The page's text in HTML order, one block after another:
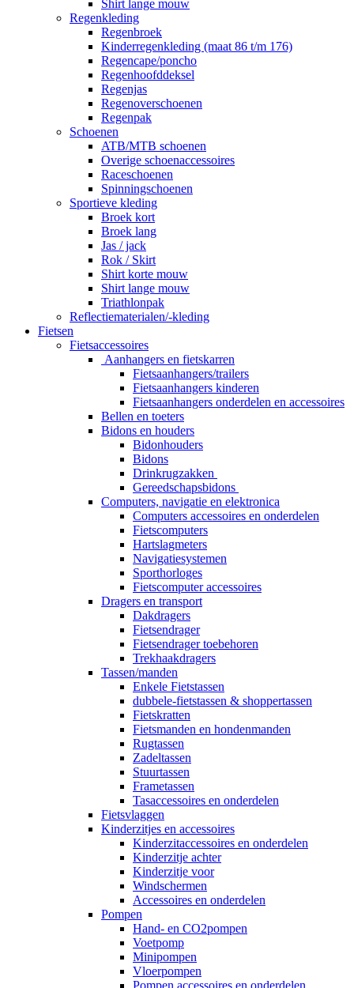
Shirt lange mouw
Regenkleding
Regenbroek
Kinderregenkleding (maat 86 t/m 176)
Regencape/poncho
Regenhoofddeksel
Regenjas
Regenoverschoenen
Regenpak
Schoenen
ATB/MTB schoenen
Overige schoenaccessoires
Raceschoenen
Spinningschoenen
Sportieve kleding
Broek kort
Broek lang
Jas / jack
Rok / Skirt
Shirt korte mouw
Shirt lange mouw
Triathlonpak
Reflectiematerialen/-kleding
Fietsen
Fietsaccessoires
Aanhangers en fietskarren
Fietsaanhangers/trailers
Fietsaanhangers kinderen
Fietsaanhangers onderdelen en accessoires
Bellen en toeters
Bidons en houders
Bidonhouders
Bidons
Drinkrugzakken
Gereedschapsbidons
Computers, navigatie en elektronica
Computers accessoires en onderdelen
Fietscomputers
Hartslagmeters
Navigatiesystemen
Sporthorloges
Fietscomputer accessoires
Dragers en transport
Dakdragers
Fietsendrager
Fietsendrager toebehoren
Trekhaakdragers
Tassen/manden
Enkele Fietstassen
dubbele-fietstassen & shoppertassen
Fietskratten
Fietsmanden en hondenmanden
Rugtassen
Zadeltassen
Stuurtassen
Frametassen
Tasaccessoires en onderdelen
Fietsvlaggen
Kinderzitjes en accessoires
Kinderzitaccessoires en onderdelen
Kinderzitje achter
Kinderzitje voor
Windschermen
Accessoires en onderdelen
Pompen
Hand- en CO2pompen
Voetpomp
Minipompen
Vloerpompen